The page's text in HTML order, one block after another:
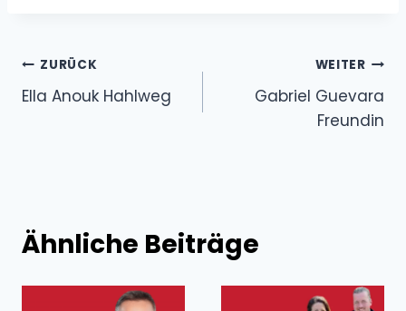
Beitragsnavigation
ZURÜCK
Ella Anouk Hahlweg
WEITER
Gabriel Guevara
Freundin
Ähnliche Beiträge